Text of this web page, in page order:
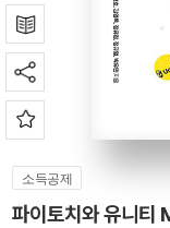
소득공제
파이토치와 유니